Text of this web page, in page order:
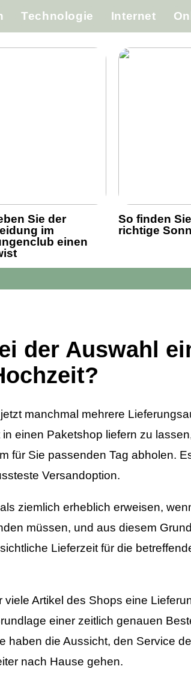
Technologie Internet
Sie der
im
einen
So finden
richtige
der Auswahl
manchmal mehrere
einen Paketshop liefern zu
für Sie passenden Tag abholen.
Versandoption.
ziemlich erheblich erweisen,
müssen, und aus diesem
Lieferzeit für die
Artikel des Shops eine
einer zeitlich genauen
haben die Aussicht, den Service
nach Hause gehen.